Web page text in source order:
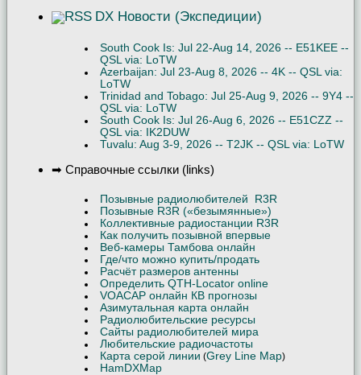
DX Новости (Экспедиции)
South Cook Is: Jul 22-Aug 14, 2026 -- E51KEE --
QSL via: LoTW
Azerbaijan: Jul 23-Aug 8, 2026 -- 4K -- QSL via:
LoTW
Trinidad and Tobago: Jul 25-Aug 9, 2026 -- 9Y4 --
QSL via: LoTW
South Cook Is: Jul 26-Aug 6, 2026 -- E51CZZ --
QSL via: IK2DUW
Tuvalu: Aug 3-9, 2026 -- T2JK -- QSL via: LoTW
➡ Справочные ссылки (links)
Позывные радиолюбителей R3R
Позывные R3R («безымянные»)
Коллективные радиостанции R3R
Как получить позывной впервые
Веб-камеры Тамбова онлайн
Где/что можно купить/продать
Расчёт размеров антенны
Определить QTH-Locator online
VOACAP онлайн КВ прогнозы
Азимутальная карта онлайн
Радиолюбительские ресурсы
Сайты радиолюбителей мира
Любительские радиочастоты
Карта серой линии (Grey Line Map)
HamDXMap